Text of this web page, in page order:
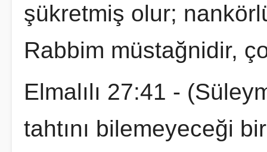
şükretmiş olur;
Rabbim müstağnidir,
Elmalılı 27:41 -
tahtını bilemeyeceği